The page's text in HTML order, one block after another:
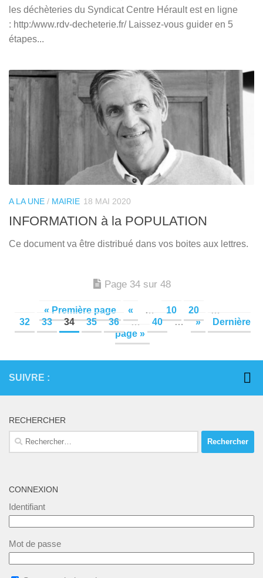
les déchèteries du Syndicat Centre Hérault est en ligne
: http:/www.rdv-decheterie.fr/ Laissez-vous guider en 5
étapes...
A LA UNE / MAIRIE 18 MAI 2020
INFORMATION à la POPULATION
Ce document va être distribué dans vos boites aux lettres.
Page 34 sur 48
« Première page « … 10 20
32
33 34 35 36 … 40 … »
Dernière
page »
SUIVRE :
RECHERCHER
Rechercher :
CONNEXION
Identifiant
Mot de passe